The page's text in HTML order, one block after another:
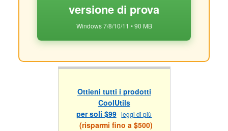
versione di prova
Windows 7/8/10/11 • 90 MB
Ottieni tutti i prodotti
CoolUtils
per soli $99 leggi di più
(risparmi fino a $500)